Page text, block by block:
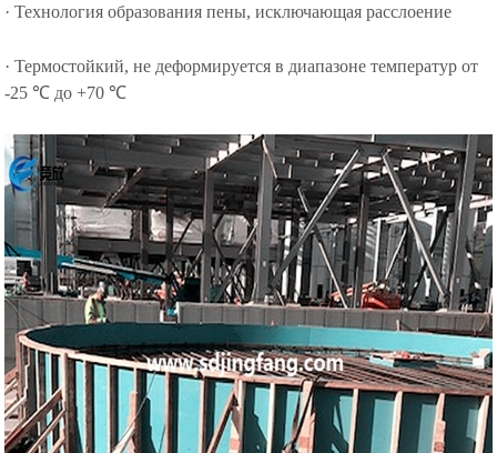
· Технология образования пены, исключающая расслоение
· Термостойкий, не деформируется в диапазоне температур от
-25 ℃ до +70 ℃